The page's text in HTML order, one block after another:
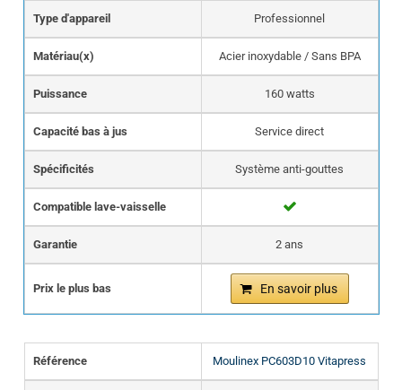
Type d'appareil Professionnel
Matériau(x) Acier inoxydable / Sans BPA
Puissance 160 watts
Capacité bas à jus Service direct
Spécificités Système anti-gouttes
Compatible lave-vaisselle
Garantie 2 ans
Prix le plus bas En savoir plus
Référence Moulinex PC603D10 Vitapress